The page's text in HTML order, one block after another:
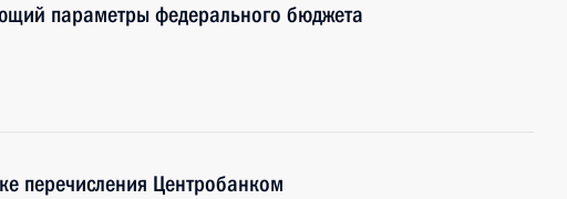
параметры федерального бюджета
перечисления Центробанком